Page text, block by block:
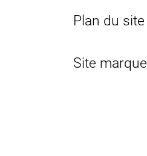
Plan du site
Site marque